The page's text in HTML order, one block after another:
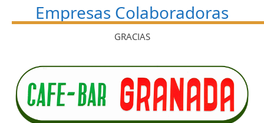
Empresas Colaboradoras
GRACIAS